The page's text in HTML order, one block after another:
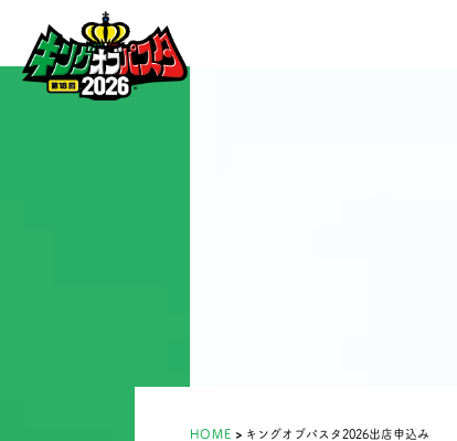
HOME キングオブパスタ2026出店申込み